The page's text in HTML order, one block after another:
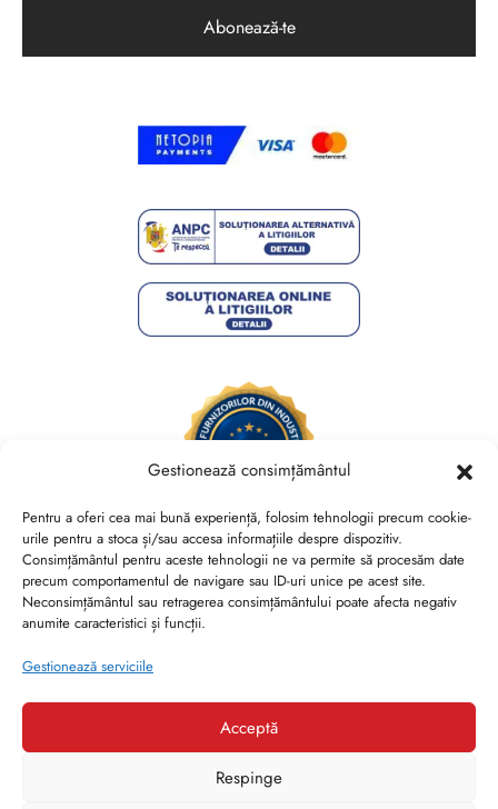
Gestionează consimțământul
Pentru a oferi cea mai bună experiență, folosim tehnologii precum cookie-
urile pentru a stoca și/sau accesa informațiile despre dispozitiv.
Consimțământul pentru aceste tehnologii ne va permite să procesăm date
precum comportamentul de navigare sau ID-uri unice pe acest site.
Neconsimțământul sau retragerea consimțământului poate afecta negativ
anumite caracteristici și funcții.
Gestionează serviciile
Acceptă
Respinge
Brides Shoes By Veronesse S.R.L.
RO44730767, J40/13882/2021, Cod CAEN 1520
Str. Nicolae Canea, Nr. 53, Sector 2, Bucuresti